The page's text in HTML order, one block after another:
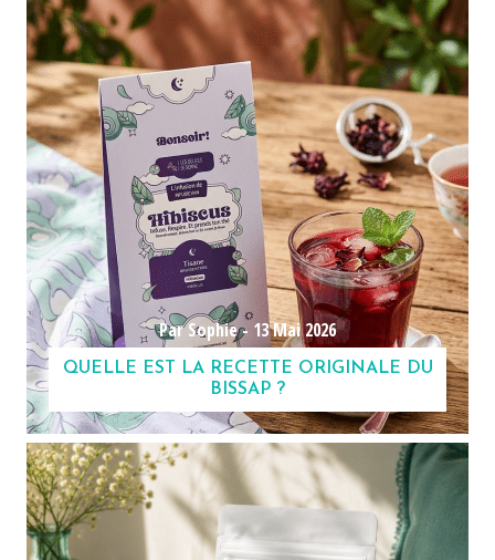
Par Sophie -13 Mai 2026
QUELLE EST LA RECETTE ORIGINALE DU
BISSAP ?